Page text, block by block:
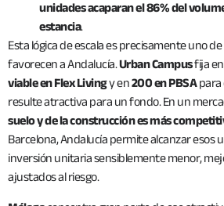
unidades acaparan el 86% del
estancia.
Esta lógica de escala es precisamente uno
favorecen a Andalucía.Urban Campusfija en
viable en Flex Livingy en200 en PBSApara
resulte atractiva para un fondo. En un
suelo y de la construcción es más
Barcelona, Andalucía permite alcanzar esos
inversión unitaria sensiblemente menor,
ajustados al riesgo.